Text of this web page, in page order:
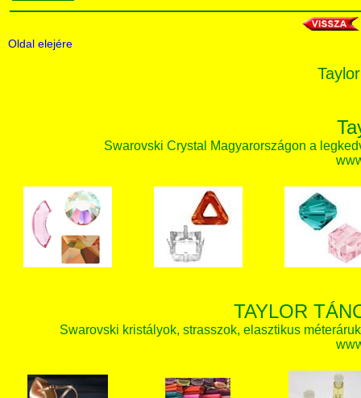
Oldal elejére
Swarovski Crystal Magyarországon a
TAYLOR
Swarovski kristályok, strasszok, elasztikus